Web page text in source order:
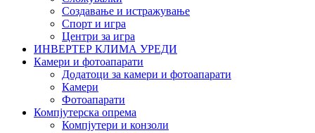
Создавање и истражување
Спорт и игра
Центри за игра
ИНВЕРТЕР КЛИМА УРЕДИ
Камери и фотоапарати
Додатоци за камери и фотоапарати
Камери
Фотоапарати
Компјутерска опрема
Компјутери и конзоли